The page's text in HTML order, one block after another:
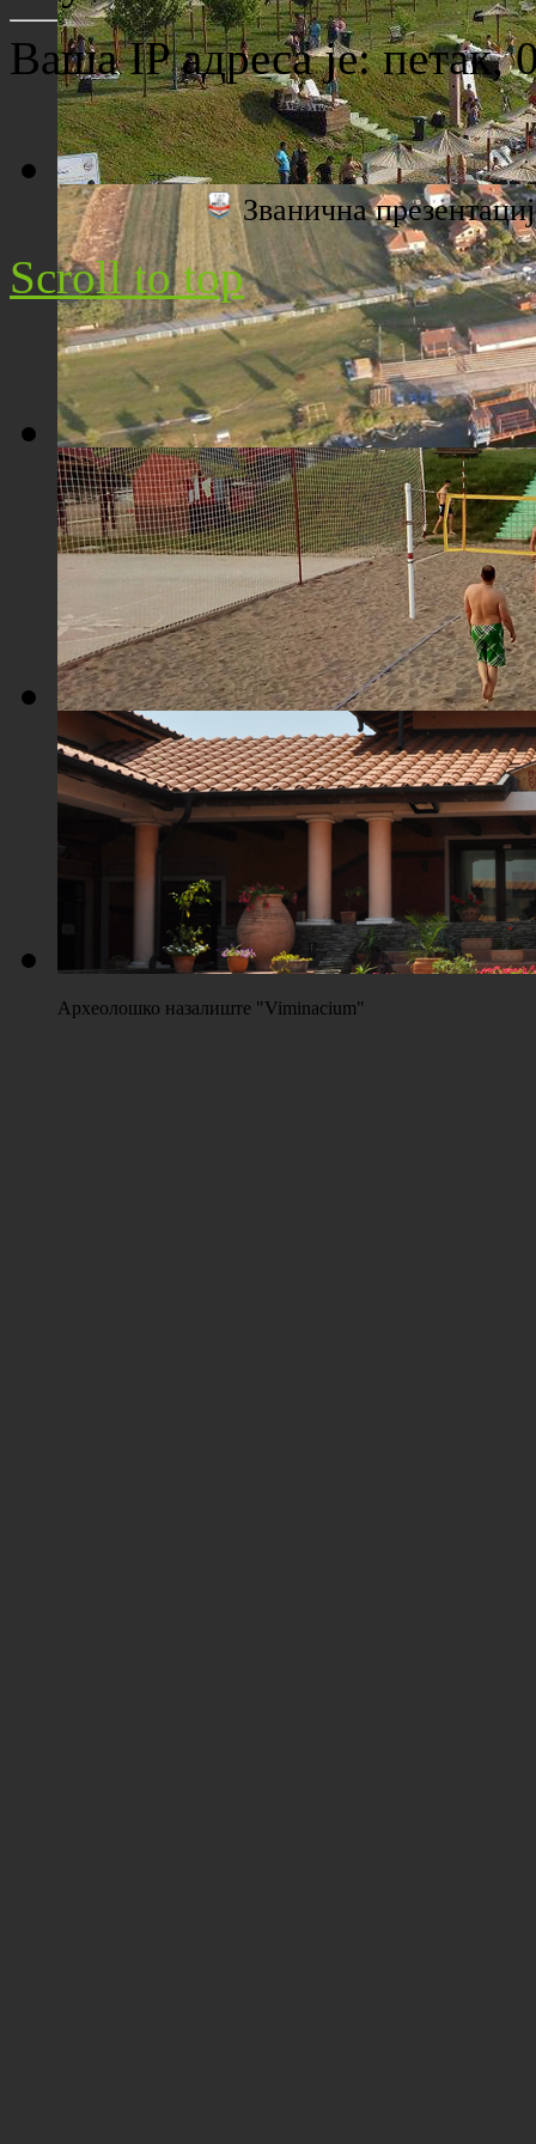
Плажа "Топољар" - Поглед са торња
Плажа "Топољар" - Поглед из ваздуха
Плажа "Топољар" - Терени на песку
Археолошко назалиште "Viminacium"
Ваша IP адреса је:петак,
Званична
Scroll to top